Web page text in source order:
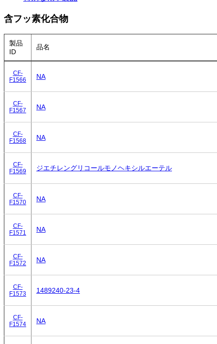
含フッ素化合物
製品
ID
品名
CF-
F1566
NA
CF-
F1567
NA
CF-
F1568
NA
CF-
F1569
ジエチレングリコールモノヘキシルエーテル
CF-
F1570
NA
CF-
F1571
NA
CF-
F1572
NA
CF-
F1573
1489240-23-4
CF-
F1574
NA